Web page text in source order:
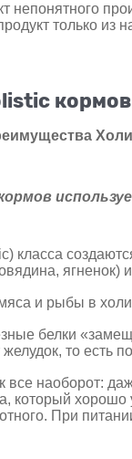
непонятного
только из
кормов
класса
ягненок)
и рыбы в
белки
то есть
все наоборот:
который
При